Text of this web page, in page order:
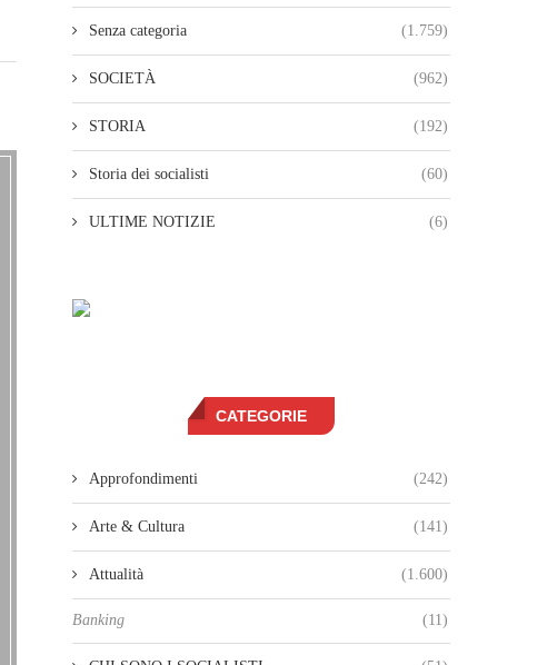
Senza categoria (1.759)
SOCIETÀ (962)
STORIA (192)
Storia dei socialisti (60)
ULTIME NOTIZIE (6)
CATEGORIE
Approfondimenti (242)
Arte & Cultura (141)
Attualità (1.600)
Banking (11)